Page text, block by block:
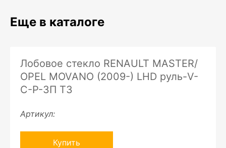
Еще в каталоге
Лобовое стекло RENAULT MASTER/
OPEL MOVANO (2009-) LHD руль-V-
C-P-ЗП ТЗ
Артикул:
Купить